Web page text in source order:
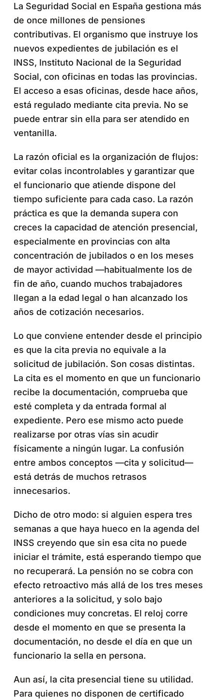
La Seguridad Social en España gestiona más
de once millones de pensiones
contributivas. El organismo que instruye los
nuevos expedientes de jubilación es el
INSS, Instituto Nacional de la Seguridad
Social, con oficinas en todas las provincias.
El acceso a esas oficinas, desde hace años,
está regulado mediante cita previa. No se
puede entrar sin ella para ser atendido en
ventanilla.
La razón oficial es la organización de flujos:
evitar colas incontrolables y garantizar que
el funcionario que atiende dispone del
tiempo suficiente para cada caso. La razón
práctica es que la demanda supera con
creces la capacidad de atención presencial,
especialmente en provincias con alta
concentración de jubilados o en los meses
de mayor actividad —habitualmente los de
fin de año, cuando muchos trabajadores
llegan a la edad legal o han alcanzado los
años de cotización necesarios.
Lo que conviene entender desde el principio
es que la cita previa no equivale a la
solicitud de jubilación. Son cosas distintas.
La cita es el momento en que un funcionario
recibe la documentación, comprueba que
esté completa y da entrada formal al
expediente. Pero ese mismo acto puede
realizarse por otras vías sin acudir
físicamente a ningún lugar. La confusión
entre ambos conceptos —cita y solicitud—
está detrás de muchos retrasos
innecesarios.
Dicho de otro modo: si alguien espera tres
semanas a que haya hueco en la agenda del
INSS creyendo que sin esa cita no puede
iniciar el trámite, está esperando tiempo que
no recuperará. La pensión no se cobra con
efecto retroactivo más allá de los tres meses
anteriores a la solicitud, y solo bajo
condiciones muy concretas. El reloj corre
desde el momento en que se presenta la
documentación, no desde el día en que un
funcionario la sella en persona.
Aun así, la cita presencial tiene su utilidad.
Para quienes no disponen de certificado